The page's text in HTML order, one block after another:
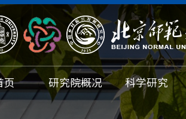
页 研究院概况 科学研究